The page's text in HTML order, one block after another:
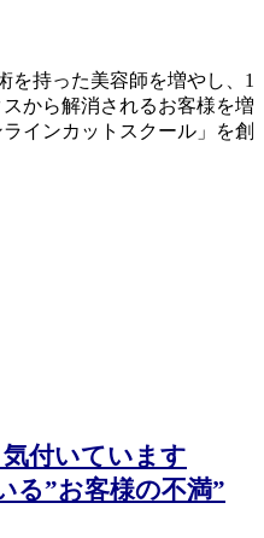
を持った美容師を増やし、1
から解消されるお客様を増
インカットスクール」を創
付いています
る”お客様の不満”